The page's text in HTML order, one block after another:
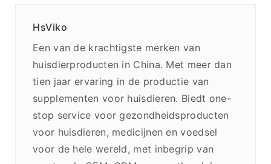
HsViko
Een van de krachtigste merken van
huisdierproducten in China. Met meer dan
tien jaar ervaring in de productie van
supplementen voor huisdieren. Biedt one-
stop service voor gezondheidsproducten
voor huisdieren, medicijnen en voedsel
voor de hele wereld, met inbegrip van